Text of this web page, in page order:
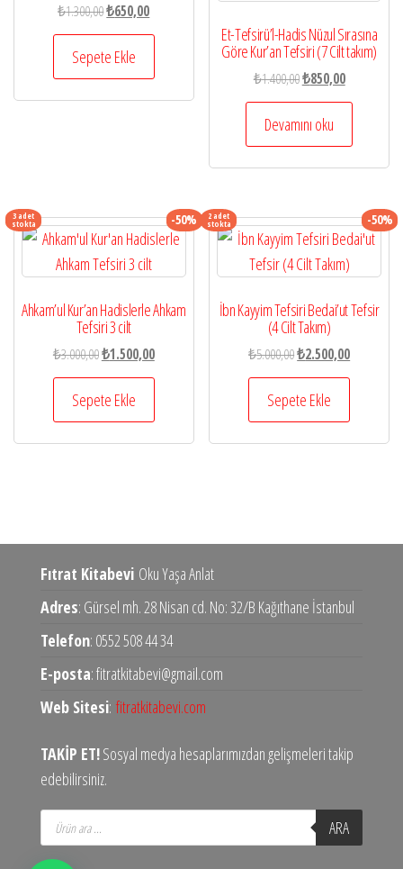
₺1.300,00Orijinal
fiyat:
₺1.300,00.
₺650,00Şu
andaki
₺650,00.
Sepete Ekle
Et-Tefsirü’l-Hadis Nüzul Sırasına
Göre Kur’an Tefsiri (7 Cilt takım)
₺1.400,00Orijinal
fiyat:
₺1.400,00.
₺850,00Şu
andaki
₺850,00.
Devamını oku
3 adet
stokta -50%
Ahkam’ul Kur’an Hadislerle Ahkam
Tefsiri 3 cilt
₺3.000,00Orijinal
fiyat:
₺3.000,00.
₺1.500,00Şu
andaki
₺1.500,00.
Sepete Ekle
2 adet
stokta -50%
İbn Kayyim Tefsiri Bedai’ut Tefsir
(4 Cilt Takım)
₺5.000,00Orijinal
fiyat:
₺5.000,00.
₺2.500,00Şu
andaki
₺2.500,00.
Sepete Ekle
Fıtrat Kitabevi Oku Yaşa Anlat
Adres: Gürsel mh. 28 Nisan cd. No: 32/B Kağıthane İstanbul
Telefon: 0552 508 44 34
E-posta: fitratkitabevi@gmail.com
Web Sitesi: fitratkitabevi.com
TAKİP ET!Sosyal medya hesaplarımızdan gelişmeleri takip
edebilirsiniz.
Products
search ARA